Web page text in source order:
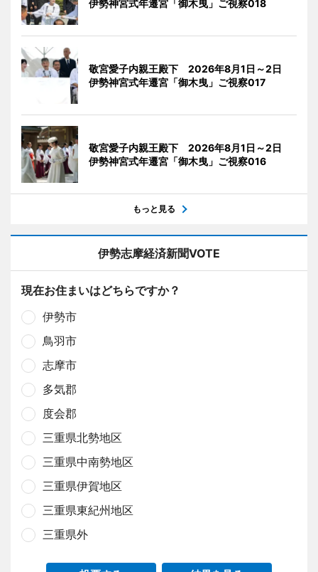
伊勢神宮式年遷宮「御木曳」ご視察018
敬宮愛子内親王殿下 2026年8月1日～2日
伊勢神宮式年遷宮「御木曳」ご視察017
敬宮愛子内親王殿下 2026年8月1日～2日
伊勢神宮式年遷宮「御木曳」ご視察016
もっと見る
伊勢志摩経済新聞VOTE
現在お住まいはどちらですか？
伊勢市
鳥羽市
志摩市
多気郡
度会郡
三重県北勢地区
三重県中南勢地区
三重県伊賀地区
三重県東紀州地区
三重県外